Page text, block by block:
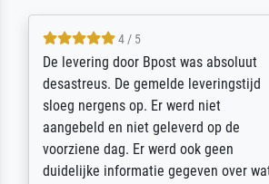
5 / 5
Sehr gute Qualität des Leinwanddrucks
und des Rahmens! Unser Bild wurde
sehr sorgfältig und sicher verpackt, so
dass es unbeschadet bei uns ankam. Es
wird nicht unser letzter Meisterdruck
sein. Vielen Dank!